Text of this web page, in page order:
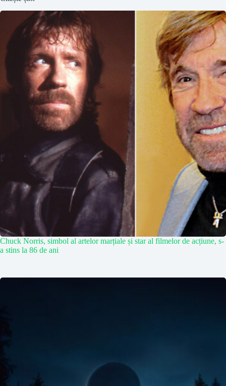
Chuck Norris, simbol al artelor marțiale și star al filmelor de acțiune, s-
a stins la 86 de ani